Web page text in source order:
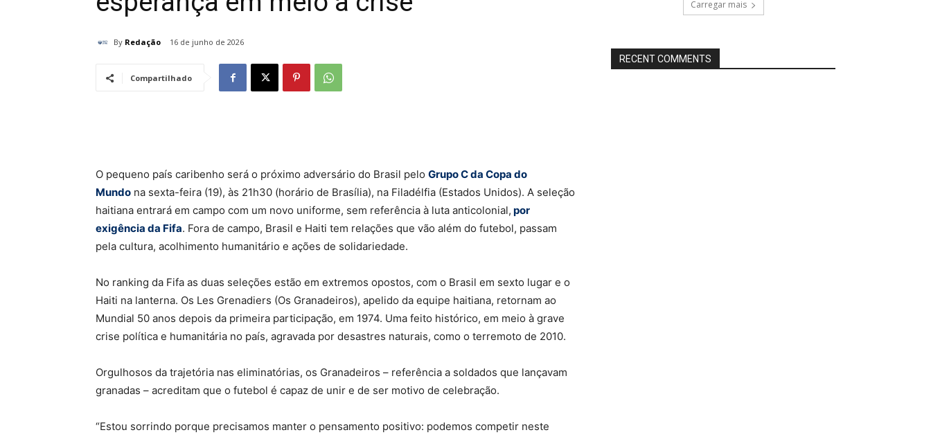
By Redação 16 de junho de 2026
Compartilhado
O pequeno país caribenho será o próximo adversário do Brasil pelo Grupo C da Copa do
Mundo na sexta-feira (19), às 21h30 (horário de Brasília), na Filadélfia (Estados Unidos). A seleção
haitiana entrará em campo com um novo uniforme, sem referência à luta anticolonial, por
exigência da Fifa. Fora de campo, Brasil e Haiti tem relações que vão além do futebol, passam
pela cultura, acolhimento humanitário e ações de solidariedade.
No ranking da Fifa as duas seleções estão em extremos opostos, com o Brasil em sexto lugar e o
Haiti na lanterna. Os Les Grenadiers (Os Granadeiros), apelido da equipe haitiana, retornam ao
Mundial 50 anos depois da primeira participação, em 1974. Uma feito histórico, em meio à grave
crise política e humanitária no país, agravada por desastres naturais, como o terremoto de 2010.
Orgulhosos da trajetória nas eliminatórias, os Granadeiros – referência a soldados que lançavam
granadas – acreditam que o futebol é capaz de unir e de ser motivo de celebração.
“Estou sorrindo porque precisamos manter o pensamento positivo: podemos competir neste
Carregar mais
RECENT COMMENTS